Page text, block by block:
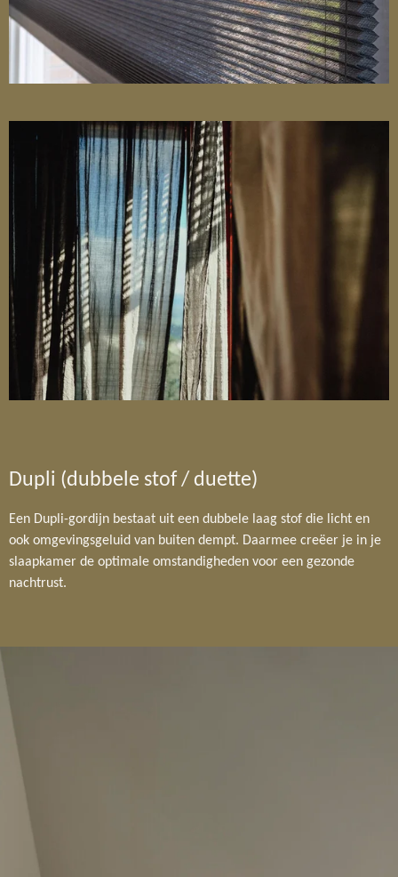
Dupli (dubbele stof / duette)
Een Dupli-gordijn bestaat uit een dubbele laag stof die licht en
ook omgevingsgeluid van buiten dempt. Daarmee creëer je in je
slaapkamer de optimale omstandigheden voor een gezonde
nachtrust.